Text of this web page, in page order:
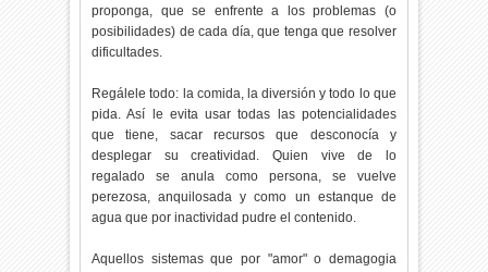
proponga, que se enfrente a los problemas (o
posibilidades) de cada día, que tenga que resolver
dificultades.
Regálele todo: la comida, la diversión y todo lo que
pida. Así le evita usar todas las potencialidades
que tiene, sacar recursos que desconocía y
desplegar su creatividad. Quien vive de lo
regalado se anula como persona, se vuelve
perezosa, anquilosada y como un estanque de
agua que por inactividad pudre el contenido.
Aquellos sistemas que por "amor" o demagogia